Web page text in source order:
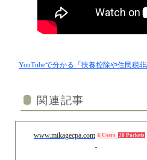
YouTubeで分かる「扶養控除や住民税
関連記事
www.mikagecpa.com 6 Users 20 Pockets